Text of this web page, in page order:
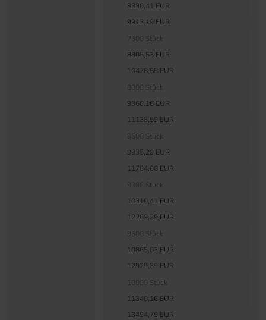
8330,41 EUR
9913,19 EUR
8805,53 EUR
10478,58 EUR
9360,16 EUR
11138,59 EUR
9835,29 EUR
11704,00 EUR
10310,41 EUR
12269,39 EUR
10865,03 EUR
12929,39 EUR
11340,16 EUR
13494,79 EUR